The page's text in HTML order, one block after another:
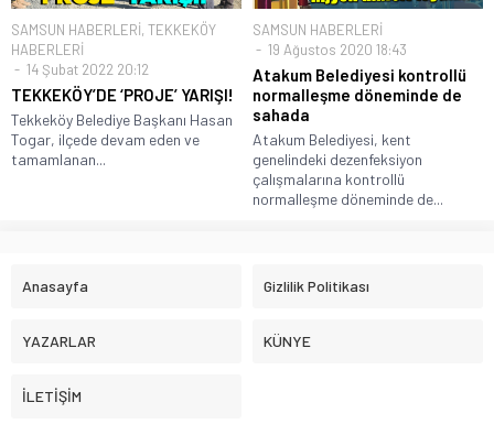
SAMSUN HABERLERİ, TEKKEKÖY
HABERLERİ
14 Şubat 2022 20:12
TEKKEKÖY’DE ‘PROJE’ YARIŞI!
Tekkeköy Belediye Başkanı Hasan
Togar, ilçede devam eden ve
tamamlanan...
SAMSUN HABERLERİ
19 Ağustos 2020 18:43
Atakum Belediyesi kontrollü
normalleşme döneminde de
sahada
Atakum Belediyesi, kent
genelindeki dezenfeksiyon
çalışmalarına kontrollü
normalleşme döneminde de...
Anasayfa Gizlilik Politikası
YAZARLAR KÜNYE
İLETİŞİM